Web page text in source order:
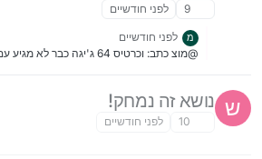
9 לפני חודשיים
מ
לפני חודשיים
@מוצ כתב: וכרטיס 64 ג'יגה כבר לא מגיע עם כרטיס תעדכן בפוסט הראשי
ש נושא זה נמחק!
10 לפני חודשיים